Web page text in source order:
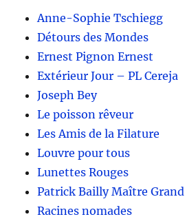
Anne-Sophie Tschiegg
Détours des Mondes
Ernest Pignon Ernest
Extérieur Jour – PL Cereja
Joseph Bey
Le poisson rêveur
Les Amis de la Filature
Louvre pour tous
Lunettes Rouges
Patrick Bailly Maître Grand
Racines nomades